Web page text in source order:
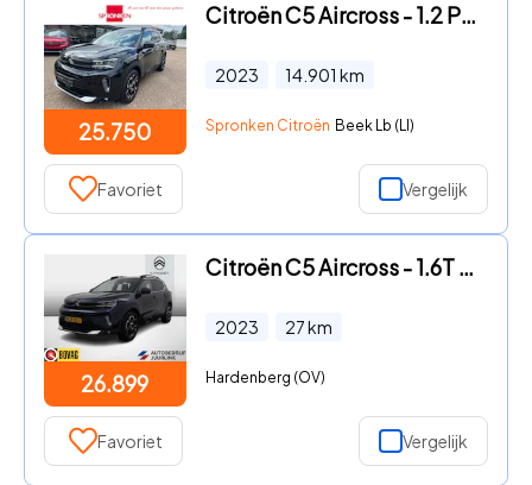
25.750
Citroën C5 Aircross - 1.2 PureTech Shine
2023 14.901 km
Spronken Citroën Beek Lb (LI)
Favoriet Vergelijk
26.899
Citroën C5 Aircross - 1.6T Plug-in Hybrid 225pk Automaat Bns. Plus nieuw Leder/Cam
2023 27km
Hardenberg (OV)
Favoriet Vergelijk